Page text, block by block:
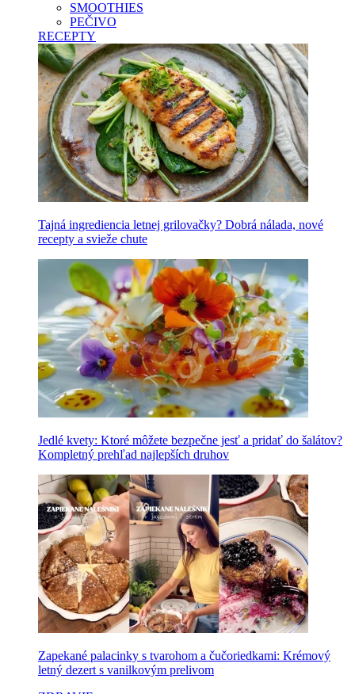
SMOOTHIES
PEČIVO
RECEPTY
Tajná ingrediencia letnej grilovačky? Dobrá nálada, nové
recepty a svieže chute
Jedlé kvety: Ktoré môžete bezpečne jesť a pridať do šalátov?
Kompletný prehľad najlepších druhov
Zapekané palacinky s tvarohom a čučoriedkami: Krémový
letný dezert s vanilkovým prelivom